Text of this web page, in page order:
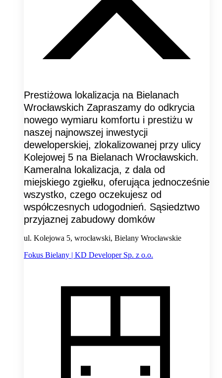
Prestiżowa lokalizacja na Bielanach
Wrocławskich Zapraszamy do odkrycia
nowego wymiaru komfortu i prestiżu w
naszej najnowszej inwestycji
deweloperskiej, zlokalizowanej przy ulicy
Kolejowej 5 na Bielanach Wrocławskich.
Kameralna lokalizacja, z dala od
miejskiego zgiełku, oferująca jednocześnie
wszystko, czego oczekujesz od
współczesnych udogodnień. Sąsiedztwo
przyjaznej zabudowy domków
ul. Kolejowa 5, wrocławski, Bielany Wrocławskie
Fokus Bielany | KD Developer Sp. z o.o.